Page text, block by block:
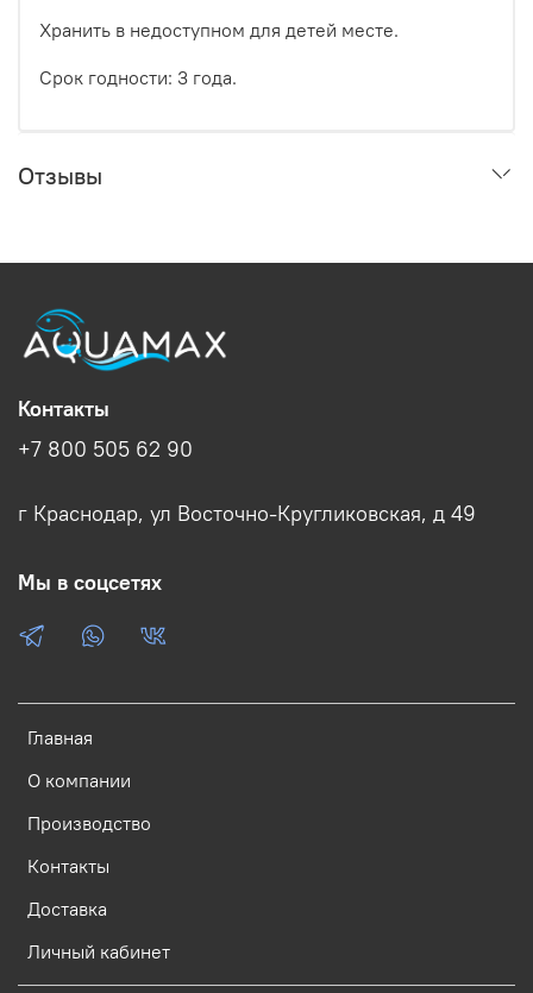
Хранить в недоступном для детей месте.
Срок годности: 3 года.
Отзывы
Главная
О компании
Производство
Контакты
Доставка
Личный кабинет
Контакты
+7 800 505 62 90
г Краснодар, ул Восточно-Кругликовская, д 49
Мы в соцсетях